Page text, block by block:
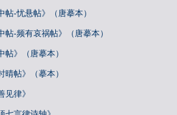
帖-忧悬帖》（唐摹本）
帖-频有哀祸帖》（唐摹本）
帖》（唐摹本）
晴帖》（摹本）
律》